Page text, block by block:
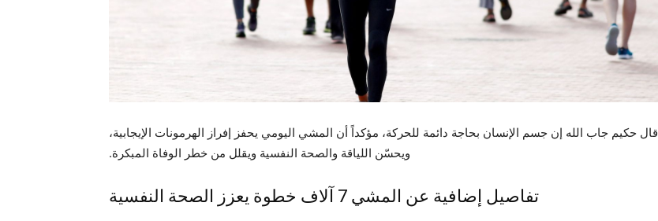
قال حكيم جاب الله إن جسم الإنسان بحاجة دائمة للحركة، مؤكداً أن المشي اليومي يحفز إفراز الهرمونات الإيجابية،
ويحسّن اللياقة والصحة النفسية ويقلل من خطر الوفاة المبكرة.
تفاصيل إضافية عن المشي 7 آلاف خطوة يعزز الصحة النفسية